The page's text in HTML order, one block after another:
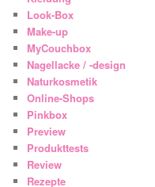
Look-Box
Make-up
MyCouchbox
Nagellacke / -design
Naturkosmetik
Online-Shops
Pinkbox
Preview
Produkttests
Review
Rezepte